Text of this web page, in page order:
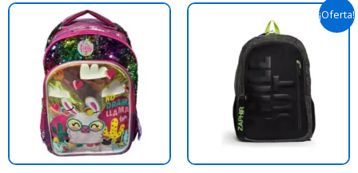
¡Oferta!
Original
price
was:
$ 75.500,00.
Current
price
$